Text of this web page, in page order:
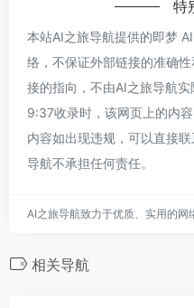
特
本站AI之旅导航提供的即梦
络，不保证外部链接的准确
接的指向，不由AI之旅导航
9:37收录时，该网页上的内
内容如出现违规，可以直接
导航不承担任何责任。
AI之旅导航致力于优质、实用的网
相关导航